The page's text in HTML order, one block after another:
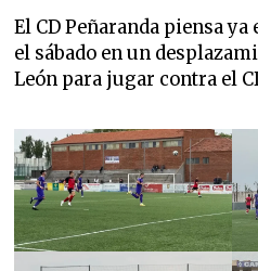
El CD Peñaranda piensa
el sábado en un
León para jugar contra el